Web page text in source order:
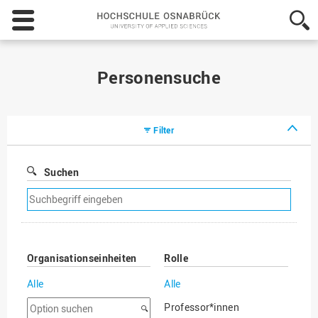
Hochschule
Osnabrück
-
Personensuche
Filter
Suchen
Suchfilter
entfernen
Organisationseinheiten
Alle
Option
Rolle
Alle
Professor*innen